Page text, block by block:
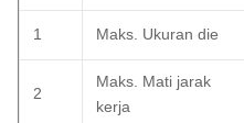
1 Maks. Ukuran die
2
Maks. Mati jarak
kerja